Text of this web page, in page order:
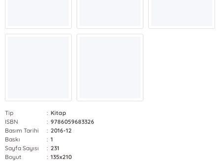
Tip : Kitap
ISBN
: 9786059683326
Basım Tarihi
: 2016-12
Baskı
: 1
Sayfa Sayısı
: 231
Boyut
: 135x210